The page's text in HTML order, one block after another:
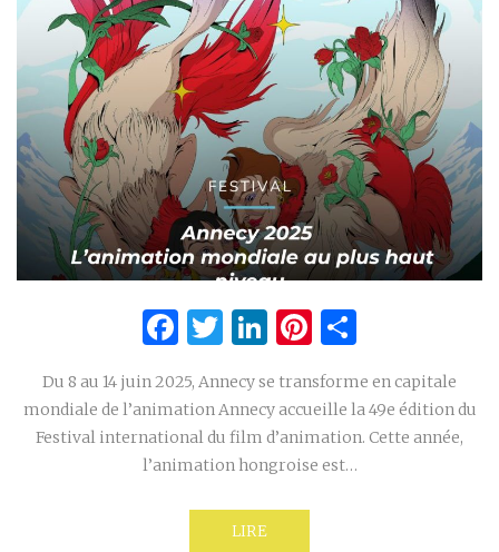
Facebook
Twitter
LinkedIn
Pinterest
Du 8 au 14 juin 2025, Annecy se transforme en capitale
mondiale de l’animation Annecy accueille la 49e édition du
Festival international du film d’animation. Cette année,
l’animation hongroise est…
LIRE